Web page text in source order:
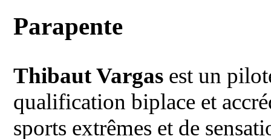
Parapente
Thibaut Vargas est un
qualification biplace et
sports extrêmes et de